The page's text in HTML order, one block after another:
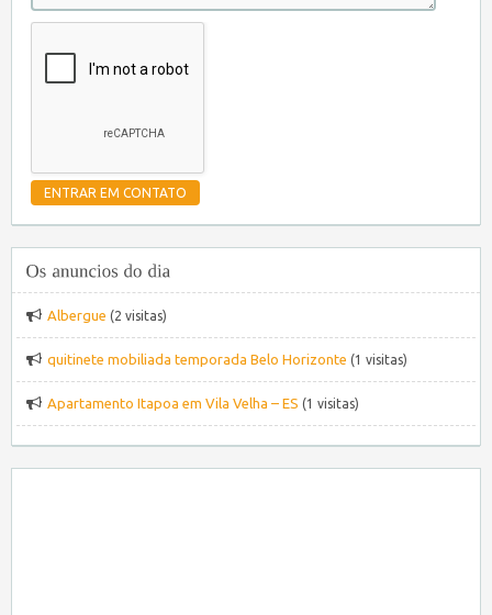
Albergue (2 visitas)
quitinete mobiliada temporada Belo Horizonte (1 visitas)
Apartamento Itapoa em Vila Velha – ES (1 visitas)